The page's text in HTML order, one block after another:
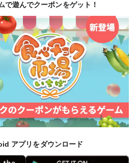
で遊んでクーポンをゲット！
アプリをダウンロード